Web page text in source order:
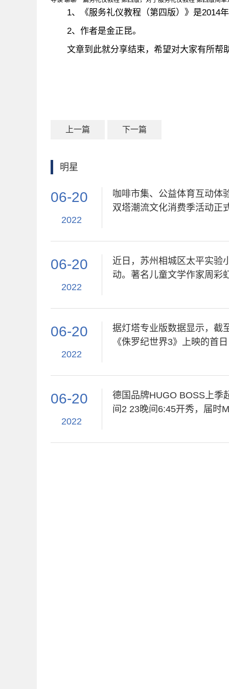
1、《服务礼仪教程（第四版）》是2014
2、作者是金正昆。
文章到此就分享结束，希望对大家有所帮
上一篇 下一篇
明星
06-20
2022
咖啡市集、公益体育互动
双塔潮流文化消费季活动正
06-20
2022
近日，苏州相城区太平实验
动。著名儿童文学作家周彩
06-20
2022
据灯塔专业版数据显示，截
《侏罗纪世界3》上映的首
06-20
2022
德国品牌HUGO BOSS上季
间2 23晚间6:45开秀，届时